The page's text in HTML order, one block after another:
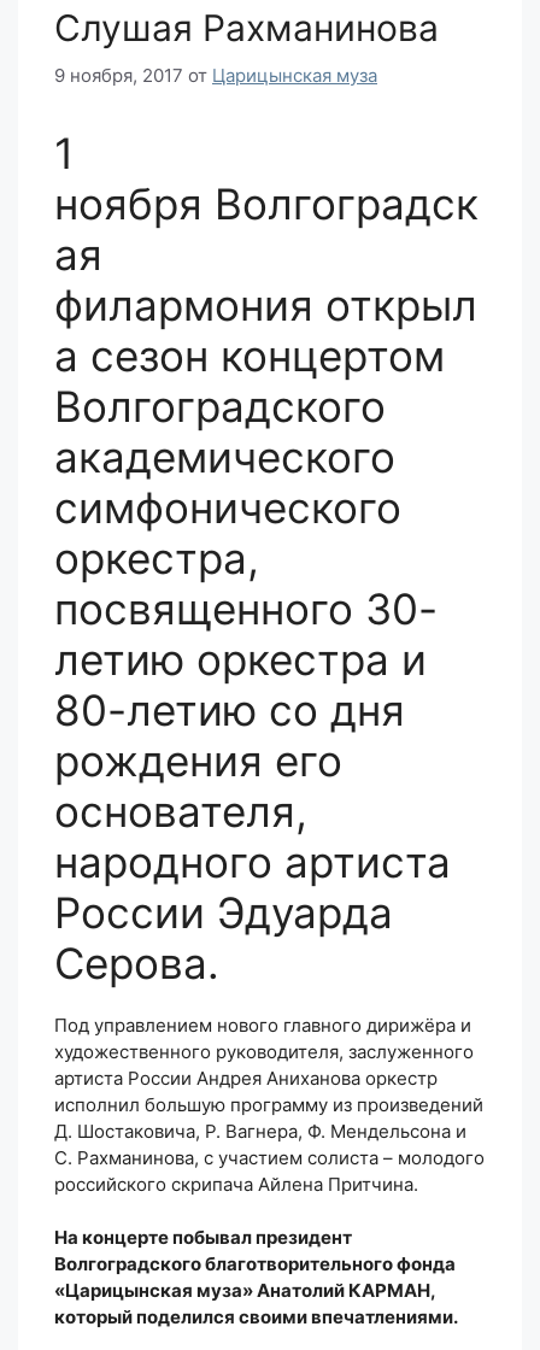
Слушая Рахманинова
9 ноября, 2017 от Царицынская муза
1
ноября Волгоградск
ая
филармония открыл
а сезон концертом
Волгоградского
академического
симфонического
оркестра,
посвященного 30-
летию оркестра и
80-летию со дня
рождения его
основателя,
народного артиста
России Эдуарда
Серова.
Под управлением нового главного дирижёра и
художественного руководителя, заслуженного
артиста России Андрея Аниханова оркестр
исполнил большую программу из произведений
Д. Шостаковича, Р. Вагнера, Ф. Мендельсона и
С. Рахманинова, с участием солиста – молодого
российского скрипача Айлена Притчина.
На концерте побывал президент
Волгоградского благотворительного фонда
«Царицынская муза» Анатолий КАРМАН,
который поделился своими впечатлениями.